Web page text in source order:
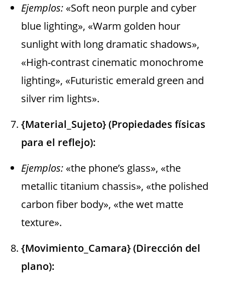
Ejemplos: «Soft neon purple and cyber
blue lighting», «Warm golden hour
sunlight with long dramatic shadows»,
«High-contrast cinematic monochrome
lighting», «Futuristic emerald green and
silver rim lights».
{Material_Sujeto} (Propiedades físicas
para el reflejo):
Ejemplos: «the phone’s glass», «the
metallic titanium chassis», «the polished
carbon fiber body», «the wet matte
texture».
{Movimiento_Camara} (Dirección del
plano):